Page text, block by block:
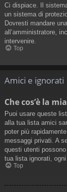
Ci dispiace. Il
un sistema di
Dovresti mandare
all’amministratore,
intervenire.
Top
Amici e ignorati
Che cos’è la
Puoi usare queste
alla tua lista amici
poter più
messaggi privati. A
questi utenti
tua lista ignorati,
Top